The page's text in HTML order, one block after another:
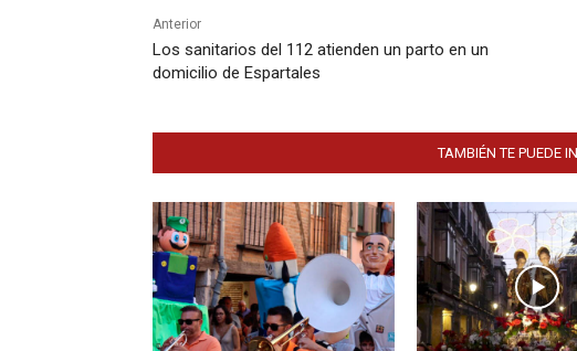
Anterior
Los sanitarios del 112 atienden un parto en un
domicilio de Espartales
TAMBIÉN TE PUEDE